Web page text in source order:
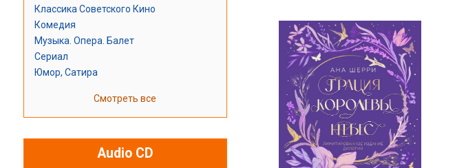
Классика Советского Кино
Комедия
Музыка. Опера. Балет
Сериал
Юмор, Сатира
Смотреть все
Audio CD